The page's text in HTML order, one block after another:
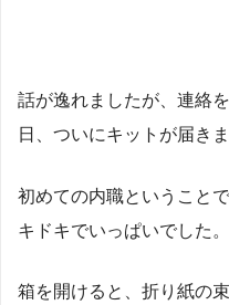
話が逸れましたが、連絡
日、ついにキットが届きま
初めての内職ということ
キドキでいっぱいでした。
箱を開けると、折り紙の